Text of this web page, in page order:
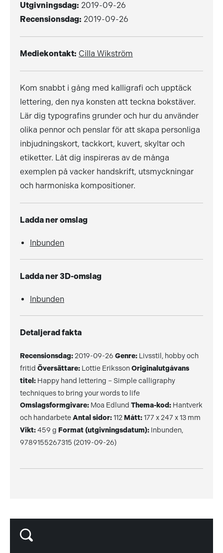
Utgivningsdag: 2019-09-26
Recensionsdag: 2019-09-26
Mediekontakt: Cilla Wikström
Kom snabbt i gång med kalligrafi och upptäck
lettering, den nya konsten att teckna bokstäver.
Lär dig typografins grunder och hur du använder
olika pennor och penslar för att skapa personliga
inbjudningskort, tackkort, kuvert, skyltar och
etiketter. Låt dig inspireras av de många
exemplen på vacker handskrift, utsmyckningar
och harmoniska kompositioner.
Ladda ner omslag
Inbunden
Ladda ner 3D-omslag
Inbunden
Detaljerad fakta
Recensionsdag: 2019-09-26 Genre: Livsstil, hobby och
fritid Översättare: Lottie Eriksson Originalutgåvans
titel: Happy hand lettering – Simple calligraphy
techniques to bring your words to life
Omslagsformgivare: Moa Edlund Thema-kod: Hantverk
och handarbeteAntal sidor:112 Mått:177 x 247 x 13 mm
Vikt:459 g Format (utgivningsdatum): Inbunden,
9789155267315 (2019-09-26)